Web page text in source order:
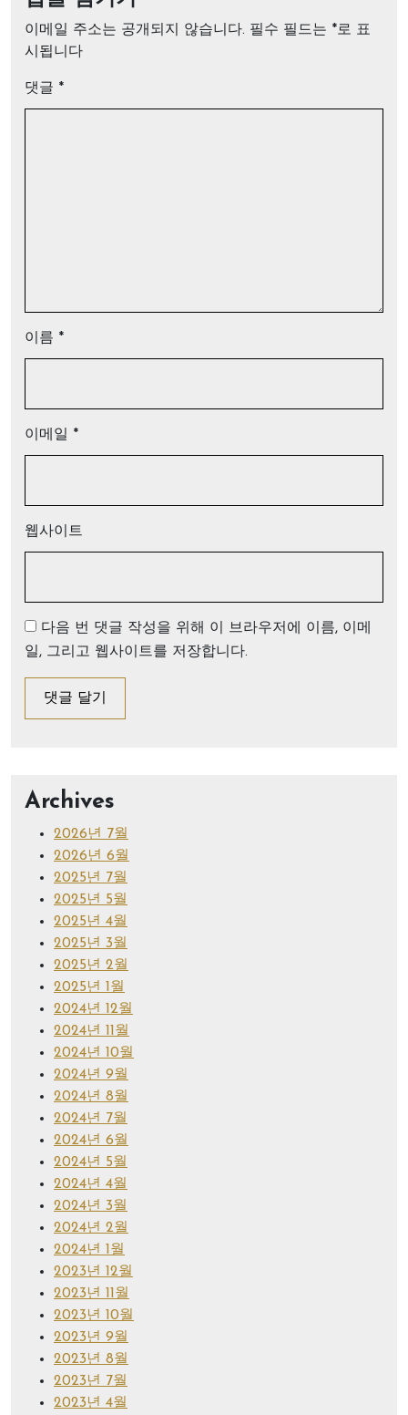
이메일 주소는 공개되지 않습니다. 필수 필드는 *로 표
시됩니다
댓글 *
이름 *
이메일 *
웹사이트
다음 번 댓글 작성을 위해 이 브라우저에 이름, 이메
일, 그리고 웹사이트를 저장합니다.
Archives
2026년 7월
2026년 6월
2025년 7월
2025년 5월
2025년 4월
2025년 3월
2025년 2월
2025년 1월
2024년 12월
2024년 11월
2024년 10월
2024년 9월
2024년 8월
2024년 7월
2024년 6월
2024년 5월
2024년 4월
2024년 3월
2024년 2월
2024년 1월
2023년 12월
2023년 11월
2023년 10월
2023년 9월
2023년 8월
2023년 7월
2023년 4월